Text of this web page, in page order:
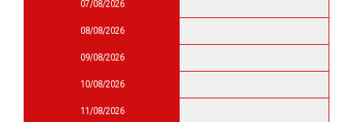
07/08/2026
08/08/2026
09/08/2026
10/08/2026
11/08/2026